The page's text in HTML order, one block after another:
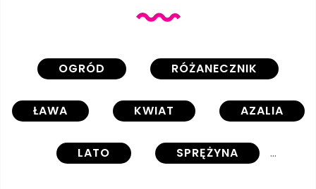
OGRÓD RÓŻANECZNIK
ŁAWA KWIAT AZALIA
LATO SPRĘŻYNA